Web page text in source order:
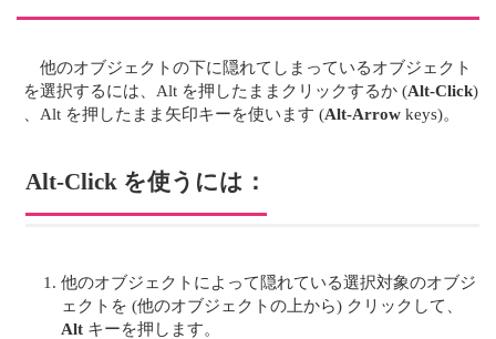
他のオブジェクトの下に隠れてしまっているオブジェクト
を選択するには、Alt を押したままクリックするか (Alt-Click)
、Alt を押したまま矢印キーを使います (Alt-Arrow keys)。
Alt-Click を使うには：
他のオブジェクトによって隠れている選択対象のオブジ
ェクトを (他のオブジェクトの上から) クリックして、
Alt キーを押します。